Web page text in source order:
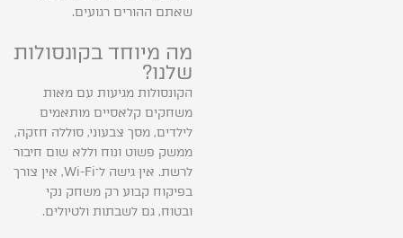
שאתם ההורים רגועים.
מה מיוחד בקונסולות
שלנו?
הקונסולות מגיעות עם מאות
משחקים קלאסיים מותאמים
לילדים, מסך צבעוני, סוללה חזקה,
ממשק פשוט ונוח וללא שום חיבור
לרשת. אין גישה ל־Wi-Fi, אין צורך
בפיקוח קבוע רק משחק נקי
ובטוח, גם לשבתות ולטיולים.